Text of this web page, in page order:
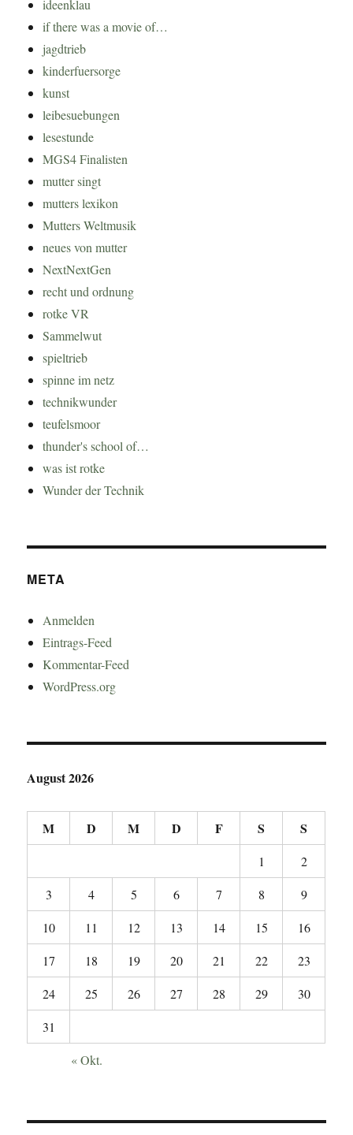
ideenklau
if there was a movie of…
jagdtrieb
kinderfuersorge
kunst
leibesuebungen
lesestunde
MGS4 Finalisten
mutter singt
mutters lexikon
Mutters Weltmusik
neues von mutter
NextNextGen
recht und ordnung
rotke VR
Sammelwut
spieltrieb
spinne im netz
technikwunder
teufelsmoor
thunder's school of…
was ist rotke
Wunder der Technik
META
Anmelden
Eintrags-Feed
Kommentar-Feed
WordPress.org
August 2026
M D M D F S S
1
2
3
4 5 6 7 8
9
10
11 12 13 14 15
16
17
18 19 20 21 22
23
24
25 26 27 28 29
30
31
« Okt.